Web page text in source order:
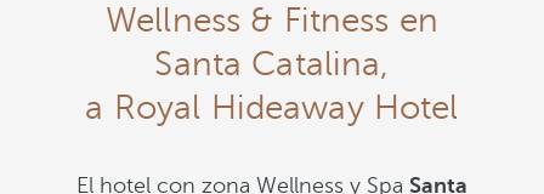
Wellness & Fitness en
Santa Catalina,
a Royal Hideaway Hotel
El hotel con zona Wellness y Spa Santa